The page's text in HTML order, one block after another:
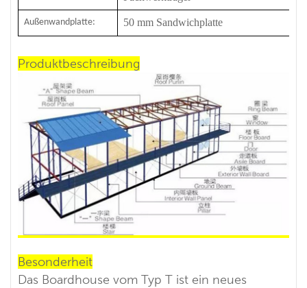
Außenwandplatte: 50 mm Sandwichplatte
Produktbeschreibung
Besonderheit
Das Boardhouse vom Typ T ist ein neues